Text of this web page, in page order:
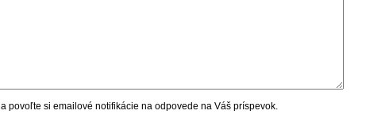
a povoľte si emailové notifikácie na odpovede na Váš príspevok.